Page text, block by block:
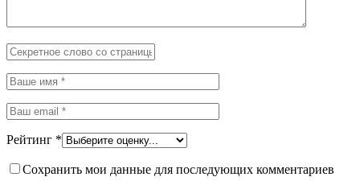
Рейтинг *
Сохранить мои данные для последующих комментариев